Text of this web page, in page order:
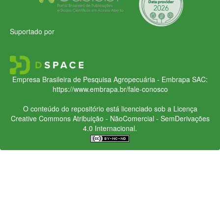
Suportado por
Empresa Brasileira de Pesquisa Agropecuária - Embrapa SAC:
https://www.embrapa.br/fale-conosco
O conteúdo do repositório está licenciado sob a Licença
Creative CommonsAtribuição - NãoComercial - SemDerivações
4.0 Internacional.